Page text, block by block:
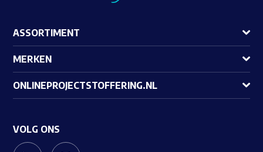
ASSORTIMENT
MERKEN
ONLINEPROJECTSTOFFERING.NL
VOLG ONS